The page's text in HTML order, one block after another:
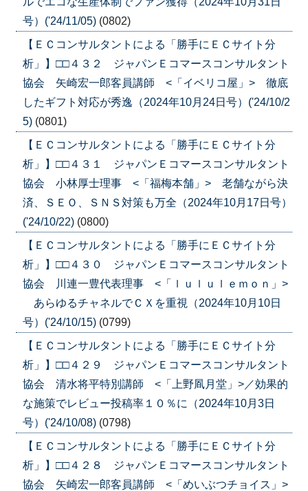
号）('24/11/05) (0802)
【ＥＣコンサルタントによる「勝手にＥＣサイト分
析」】□□４３２ ジャパンＥコマースコンサルタント
協会 矢崎宏一郎客員講師 <「イベリコ屋」> 徹底
したギフト対応が秀逸（2024年10月24日号）('24/10/2
5) (0801)
【ＥＣコンサルタントによる「勝手にＥＣサイト分
析」】□□４３１ ジャパンＥコマースコンサルタント
協会 小林厚士理事 <「福梅本舗」> 老舗ながら決
済、ＳＥＯ、ＳＮＳ対策も万全（2024年10月17日号）
('24/10/22) (0800)
【ＥＣコンサルタントによる「勝手にＥＣサイト分
析」】□□４３０ ジャパンＥコマースコンサルタント
協会 川連一豊代表理事 <「ｌｕｌｕｌｅｍｏｎ」>
あらゆるチャネルでＣＸを重視（2024年10月10日
号）('24/10/15) (0799)
【ＥＣコンサルタントによる「勝手にＥＣサイト分
析」】□□４２９ ジャパンＥコマースコンサルタント
協会 清水将平特別講師 <「上野凮月堂」>／効果的
な施策でレビュー投稿率１０％に（2024年10月3日
号）('24/10/08) (0798)
【ＥＣコンサルタントによる「勝手にＥＣサイト分
析」】□□４２８ ジャパンＥコマースコンサルタント
協会 矢崎宏一郎客員講師 <「めいぶつチョイス」>